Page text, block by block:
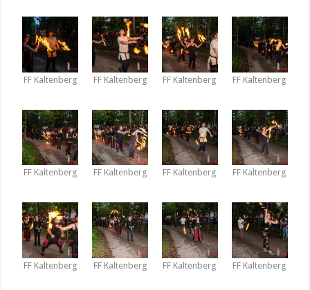
FF Kaltenberg FF Kaltenberg FF Kaltenberg FF Kaltenberg
FF Kaltenberg FF Kaltenberg FF Kaltenberg FF Kaltenberg
FF Kaltenberg FF Kaltenberg FF Kaltenberg FF Kaltenberg